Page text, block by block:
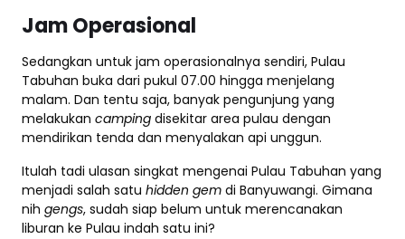
Jam Operasional
Sedangkan untuk jam operasionalnya sendiri, Pulau
Tabuhan buka dari pukul 07.00 hingga menjelang
malam. Dan tentu saja, banyak pengunjung yang
melakukan camping disekitar area pulau dengan
mendirikan tenda dan menyalakan api unggun.
Itulah tadi ulasan singkat mengenai Pulau Tabuhan yang
menjadi salah satu hidden gem di Banyuwangi. Gimana
nih gengs, sudah siap belum untuk merencanakan
liburan ke Pulau indah satu ini?